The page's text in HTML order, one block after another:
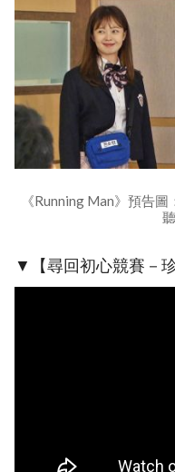
《Running Man》預告
▼【尋回初心競賽－